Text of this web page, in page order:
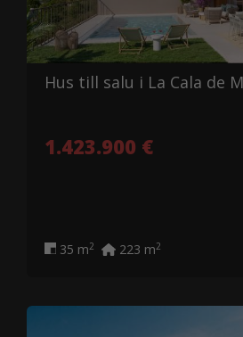
Hus till salu i La Cala de
1.423.900 €
35 m2 223 m2